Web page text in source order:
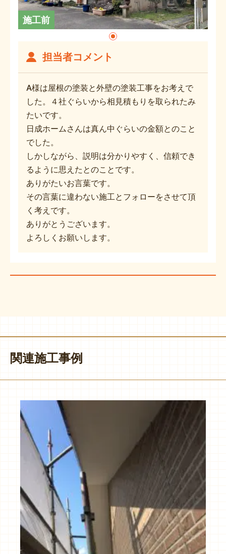
施工前
担当者コメント
A様は屋根の塗装と外壁の塗装工事をお考えで
した。４社ぐらいから相見積もりを取られたみ
たいです。
日成ホームさんは真ん中ぐらいの金額とのこと
でした。
しかしながら、説明は分かりやすく、信頼でき
るように思えたとのことです。
ありがたいお言葉です。
その言葉に違わない施工とフォローをさせて頂
く考えです。
ありがとうございます。
よろしくお願いします。
関連施工事例